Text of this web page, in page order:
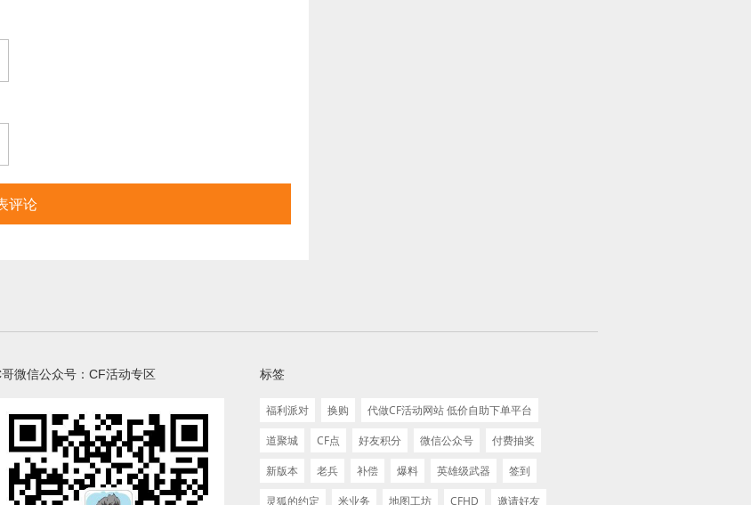
微信公众号：CF活动专区 标签
福利派对 换购
代做CF活动网站 低价自助下单平台
道聚城
CF点 好友积分 微信公众号
付费抽奖
新版本
老兵 补偿 爆料 英雄级武器
签到
灵狐的约定
米业务 地图工坊 CFHD 邀请好友